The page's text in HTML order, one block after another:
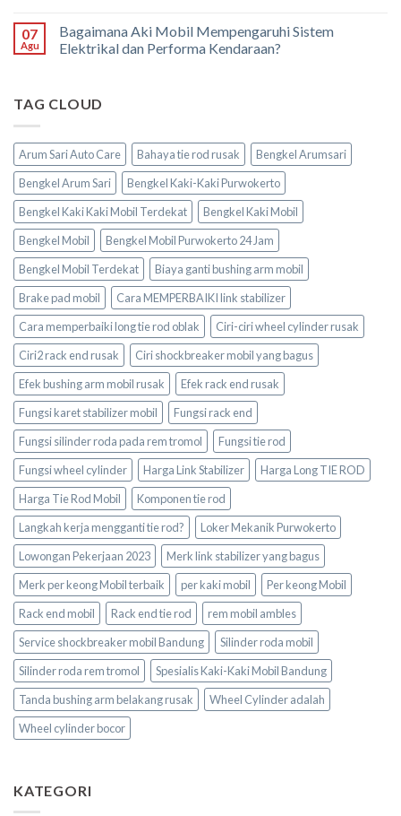
07
Agu
Bagaimana Aki Mobil Mempengaruhi Sistem
Elektrikal dan Performa Kendaraan?
TAG CLOUD
Arum Sari Auto Care Bahaya tie rod rusak
Bengkel Arumsari
Bengkel Arum Sari
Bengkel Kaki-Kaki Purwokerto
Bengkel Kaki Kaki Mobil Terdekat
Bengkel Kaki Mobil
Bengkel Mobil
Bengkel Mobil Purwokerto 24 Jam
Bengkel Mobil Terdekat
Biaya ganti bushing arm mobil
Brake pad mobil
Cara MEMPERBAIKI link stabilizer
Cara memperbaiki long tie rod oblak
Ciri-ciri wheel cylinder rusak
Ciri2 rack end rusak
Ciri shockbreaker mobil yang bagus
Efek bushing arm mobil rusak
Efek rack end rusak
Fungsi karet stabilizer mobil
Fungsi rack end
Fungsi silinder roda pada rem tromol
Fungsi tie rod
Fungsi wheel cylinder
Harga Link Stabilizer
Harga Long TIE ROD
Harga Tie Rod Mobil
Komponen tie rod
Langkah kerja mengganti tie rod?
Loker Mekanik Purwokerto
Lowongan Pekerjaan 2023
Merk link stabilizer yang bagus
Merk per keong Mobil terbaik
per kaki mobil
Per keong Mobil
Rack end mobil
Rack end tie rod
rem mobil ambles
Service shockbreaker mobil Bandung
Silinder roda mobil
Silinder roda rem tromol
Spesialis Kaki-Kaki Mobil Bandung
Tanda bushing arm belakang rusak
Wheel Cylinder adalah
Wheel cylinder bocor
KATEGORI